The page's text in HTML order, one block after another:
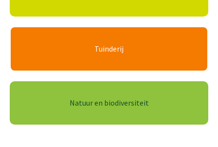
Tuinderij
Natuur en biodiversiteit